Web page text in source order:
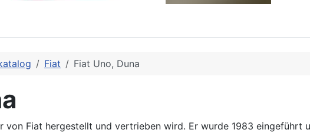
Fiat Fiat Uno, Duna
von Fiat hergestellt und vertrieben wird. Er wurde 1983 eingeführt